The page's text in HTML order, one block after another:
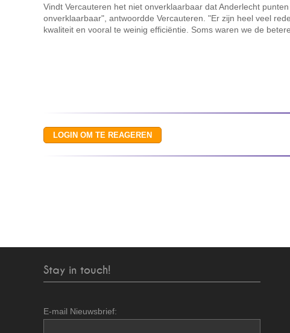
Vindt Vercauteren het niet onverklaarbaar dat Anderlecht
onverklaarbaar", antwoordde Vercauteren. "Er zijn heel veel
kwaliteit en vooral te weinig efficiëntie. Soms waren we de
Stay in touch!
E-mail Nieuwsbrief: